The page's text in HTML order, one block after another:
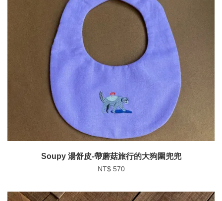
Soupy 湯舒皮-帶蘑菇旅行的大狗圍兜兜
NT$ 570